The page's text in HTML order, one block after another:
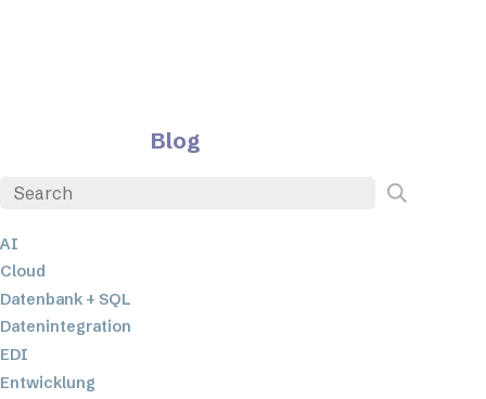
Blog
AI
Cloud
Datenbank + SQL
Datenintegration
EDI
Entwicklung